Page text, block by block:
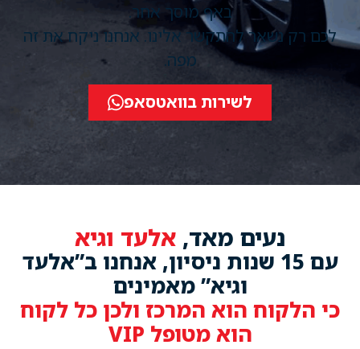
באף מוסך אחר.
להתקשר אלינו. אנחנו ניקח את זה
לשירות בוואטסאפ
מאד,אלעד וגיא
שנות ניסיון, אנחנו ב”אלעד
וגיא” מאמינים
הוא המרכז ולכן כל לקוח
הוא מטופל VIP